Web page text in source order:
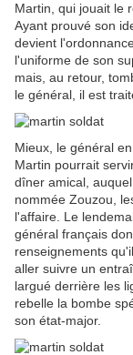
Martin, qui jouait le
Ayant prouvé son
devient
l'uniforme de son
mais, au retour,
le général, il est
Mieux, le général
Martin pourrait
dîner amical,
nommée Zouzou,
l'affaire. Le
général français
renseignements
aller suivre un
largué derrière les
rebelle la bombe
son état-major.